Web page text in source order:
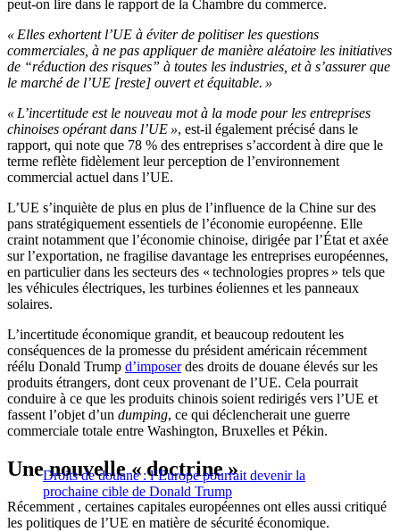
peut-on lire dans le rapport de la Chambre du commerce.
« Elles exhortent l’UE à éviter de politiser les questions
commerciales, à ne pas appliquer de manière aléatoire les initiatives
de “réduction des risques” à toutes les industries, et à s’assurer que
le marché de l’UE [reste] ouvert et équitable. »
« L’incertitude est le nouveau mot à la mode pour les entreprises
chinoises opérant dans l’UE », est-il également précisé dans le
rapport, qui note que 78 % des entreprises s’accordent à dire que le
terme reflète fidèlement leur perception de l’environnement
commercial actuel dans l’UE.
L’UE s’inquiète de plus en plus de l’influence de la Chine sur des
pans stratégiquement essentiels de l’économie européenne. Elle
craint notamment que l’économie chinoise, dirigée par l’État et axée
sur l’exportation, ne fragilise davantage les entreprises européennes,
en particulier dans les secteurs des « technologies propres » tels que
les véhicules électriques, les turbines éoliennes et les panneaux
solaires.
L’incertitude économique grandit, et beaucoup redoutent les
conséquences de la promesse du président américain récemment
réélu Donald Trump d’imposerdes droits de douane élevés sur les
produits étrangers, dont ceux provenant de l’UE. Cela pourrait
conduire à ce que les produits chinois soient redirigés vers l’UE et
fassent l’objet d’un dumping, ce qui déclencherait une guerre
commerciale totale entre Washington, Bruxelles et Pékin.
Droits de douane : l’Europe pourrait devenir la
prochaine cible de Donald Trump
Une nouvelle « doctrine »
Récemment , certaines capitales européennes ont elles aussi critiqué
les politiques de l’UE en matière de sécurité économique.